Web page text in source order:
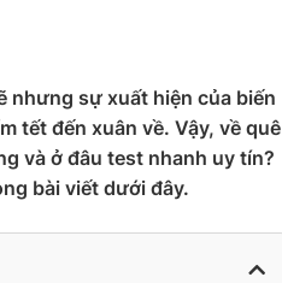
nhưng sự xuất hiện của biến
tết đến xuân về. Vậy, về quê
và ở đâu test nhanh uy tín?
bài viết dưới đây.